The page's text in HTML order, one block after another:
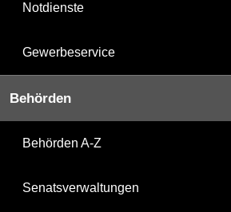
Notdienste
Gewerbeservice
Behörden
Behörden A-Z
Senatsverwaltungen